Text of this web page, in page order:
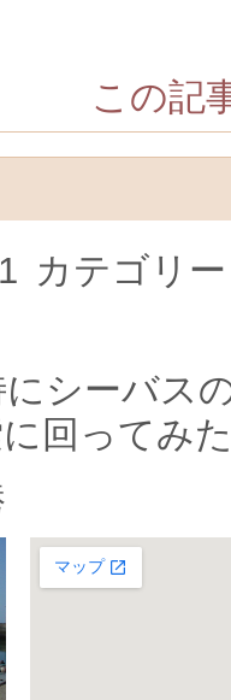
この記
カテゴリ
シーバス
回ってみ